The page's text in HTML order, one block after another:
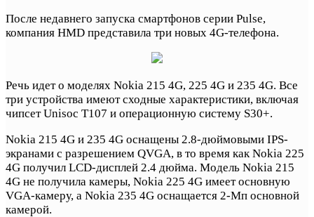
После недавнего запуска смартфонов серии Pulse,
компания HMD представила три новых 4G-телефона.
Речь идет о моделях Nokia 215 4G, 225 4G и 235 4G. Все
три устройства имеют сходные характеристики, включая
чипсет Unisoc T107 и операционную систему S30+.
Nokia 215 4G и 235 4G оснащены 2.8-дюймовыми IPS-
экранами с разрешением QVGA, в то время как Nokia 225
4G получил LCD-дисплей 2.4 дюйма. Модель Nokia 215
4G не получила камеры, Nokia 225 4G имеет основную
VGA-камеру, а Nokia 235 4G оснащается 2-Мп основной
камерой.